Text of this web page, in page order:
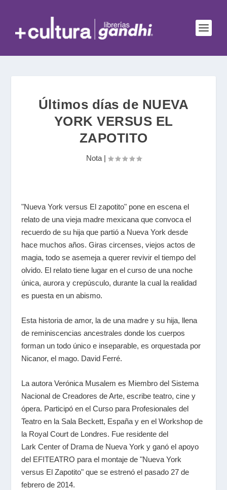
Últimos días de NUEVA
YORK VERSUS EL
ZAPOTITO
Nota|
"Nueva York versus El zapotito" pone en escena el
relato de una vieja madre mexicana que convoca el
recuerdo de su hija que partió a Nueva York desde
hace muchos años. Giras circenses, viejos actos de
magia, todo se asemeja a querer revivir el tiempo del
olvido. El relato tiene lugar en el curso de una noche
única, aurora y crepúsculo, durante la cual la realidad
es puesta en un abismo.
Esta historia de amor, la de una madre y su hija, llena
de reminiscencias ancestrales donde los cuerpos
forman un todo único e inseparable, es orquestada por
Nicanor, el mago. David Ferré.
La autora Verónica Musalem es Miembro del Sistema
Nacional de Creadores de Arte, escribe teatro, cine y
ópera. Participó en el Curso para Profesionales del
Teatro en la Sala Beckett, España y en el Workshop de
la Royal Court de Londres. Fue residente del
Lark Center of Drama de Nueva York y ganó el apoyo
del EFITEATRO para el montaje de "Nueva York
versus El Zapotito" que se estrenó el pasado 27 de
febrero de 2014.